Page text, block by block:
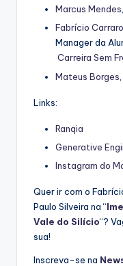
⁠⁠Marcus Mendes⁠⁠
⁠⁠Fabrício Carraro⁠⁠
Manager da
Carreira Sem
Mateus Borges
Links:
Ranqia
Generative
Instagram do
Quer ir com o
Paulo Silveira na “
Vale do Silício“?
sua!
Inscreva-se na